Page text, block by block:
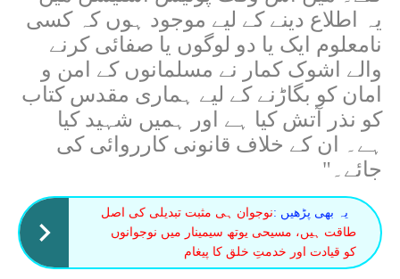
یہ اطلاع دینے کے لیے موجود ہوں کہ کسی
نامعلوم ایک یا دو لوگوں یا صفائی کرنے
والے اشوک کمار نے مسلمانوں کے امن و
امان کو بگاڑنے کے لیے ہماری مقدس کتاب
کو نذر آتش کیا ہے اور ہمیں شہید کیا
ہے۔ ان کے خلاف قانونی کارروائی کی
جائے۔"
یہ بھی پڑھیں :نوجوان ہی مثبت تبدیلی کی اصل
طاقت ہیں، مسیحی یوتھ سیمینار میں نوجوانوں
کو قیادت اور خدمتِ خلق کا پیغام